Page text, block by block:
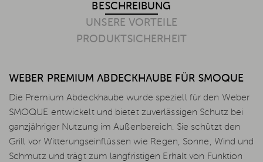
BESCHREIBUNG
UNSERE VORTEILE
PRODUKTSICHERHEIT
WEBER PREMIUM ABDECKHAUBE FÜR SMOQUE
Die Premium Abdeckhaube wurde speziell für den Weber
SMOQUE entwickelt und bietet zuverlässigen Schutz bei
ganzjähriger Nutzung im Außenbereich. Sie schützt den
Grill vor Witterungseinflüssen wie Regen, Sonne, Wind und
Schmutz und trägt zum langfristigen Erhalt von Funktion